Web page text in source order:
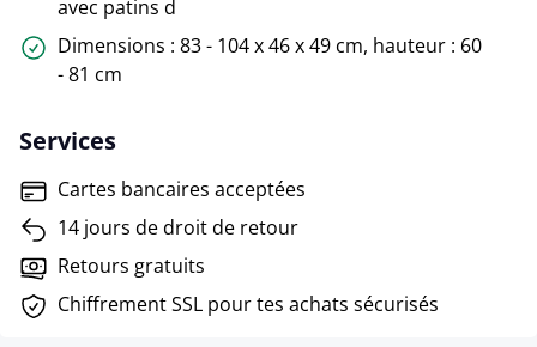
avec patins d
Dimensions : 83 - 104 x 46 x 49 cm, hauteur : 60
- 81 cm
Services
Cartes bancaires acceptées
14 jours de droit de retour
Retours gratuits
Chiffrement SSL pour tes achats sécurisés